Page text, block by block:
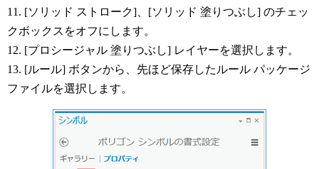
11. [ソリッド ストローク]、[ソリッド 塗りつぶし] のチェッ
クボックスをオフにします。
12. [プロシージャル 塗りつぶし] レイヤーを選択します。
13. [ルール] ボタンから、先ほど保存したルール パッケージ
ファイルを選択します。